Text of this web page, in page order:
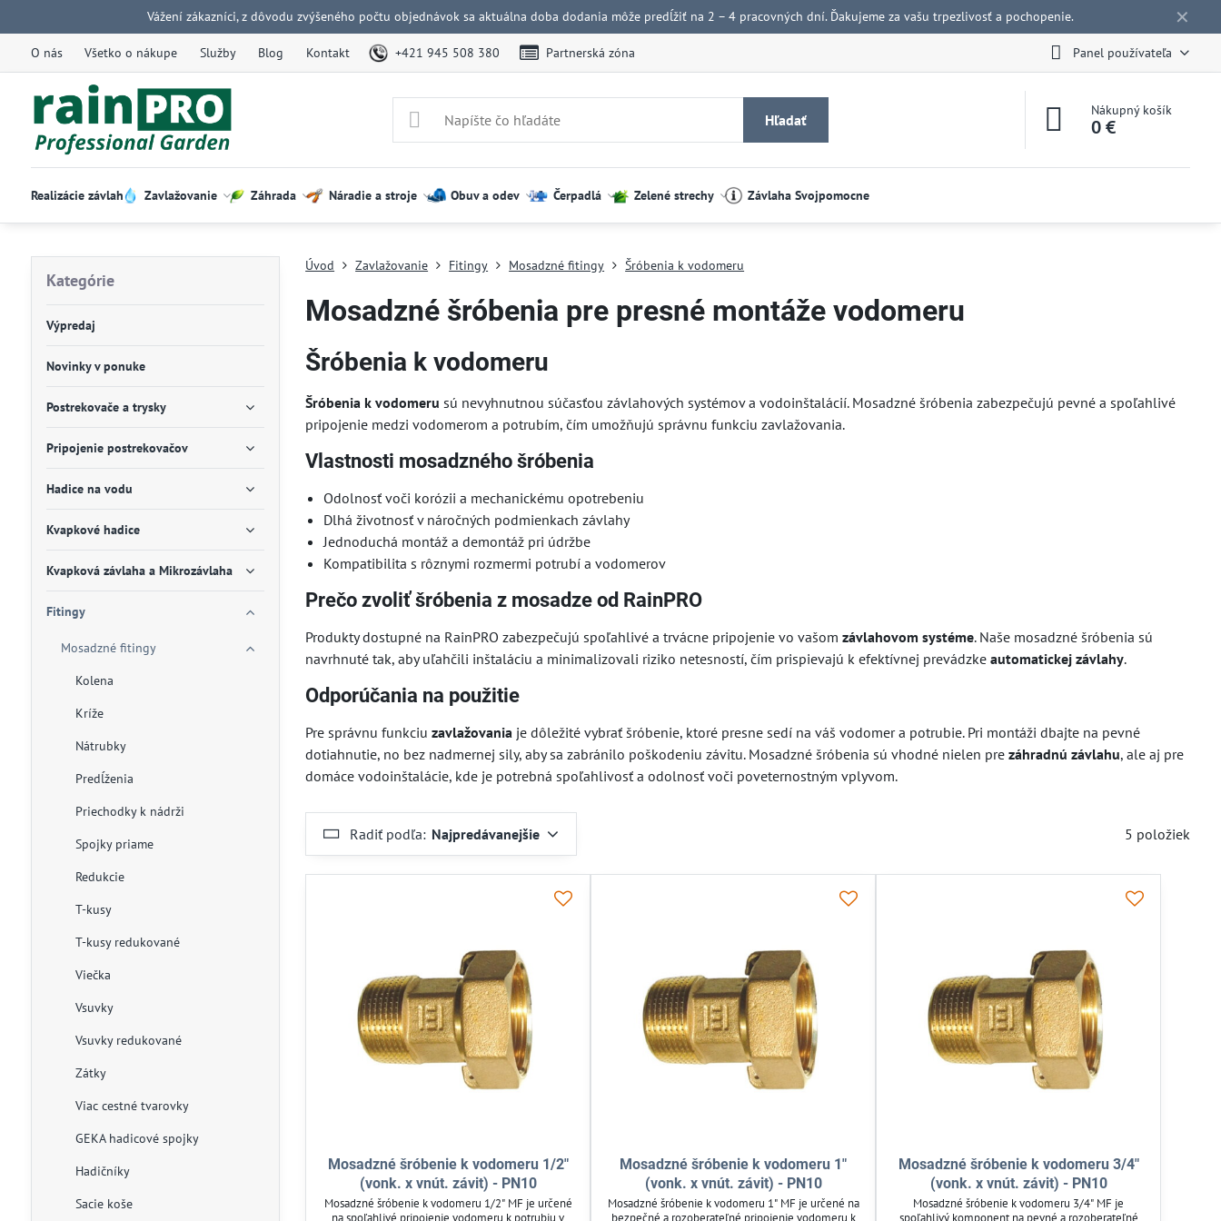
✕
Vážení zákazníci, z dôvodu zvýšeného počtu objednávok sa aktuálna doba dodania môže predĺžiť na 2 – 4 pracovných dní. Ďakujeme za vašu trpezlivosť a pochopenie.
O nás Všetko o nákupe Služby Blog Kontakt +421 945 508 380 Partnerská zóna Panel používateľa
Hľadať
Nákupný košík
0 €
Realizácie závlah Zavlažovanie Záhrada Náradie a stroje Obuv a odev Čerpadlá Zelené strechy Závlaha Svojpomocne
Úvod Zavlažovanie Fitingy Mosadzné fitingy Šróbenia k vodomeru
Mosadzné šróbenia pre presné montáže vodomeru
Šróbenia k vodomeru
Šróbenia k vodomeru sú nevyhnutnou súčasťou závlahových systémov a vodoinštalácií. Mosadzné šróbenia zabezpečujú pevné a spoľahlivé
pripojenie medzi vodomerom a potrubím, čím umožňujú správnu funkciu zavlažovania.
Vlastnosti mosadzného šróbenia
Odolnosť voči korózii a mechanickému opotrebeniu
Dlhá životnosť v náročných podmienkach závlahy
Jednoduchá montáž a demontáž pri údržbe
Kompatibilita s rôznymi rozmermi potrubí a vodomerov
Prečo zvoliť šróbenia z mosadze od RainPRO
Produkty dostupné na RainPRO zabezpečujú spoľahlivé a trvácne pripojenie vo vašomzávlahovom systéme. Naše mosadzné šróbenia sú
navrhnuté tak, aby uľahčili inštaláciu a minimalizovali riziko netesností, čím prispievajú k efektívnej prevádzkeautomatickej závlahy.
Odporúčania na použitie
Pre správnu funkciuzavlažovania je dôležité vybrať šróbenie, ktoré presne sedí na váš vodomer a potrubie. Pri montáži dbajte na pevné
dotiahnutie, no bez nadmernej sily, aby sa zabránilo poškodeniu závitu. Mosadzné šróbenia sú vhodné nielen prezáhradnú závlahu, ale aj pre
domáce vodoinštalácie, kde je potrebná spoľahlivosť a odolnosť voči poveternostným vplyvom.
Radiť podľa: Najpredávanejšie 5 položiek
Mosadzné šróbenie k vodomeru 1/2"
(vonk. x vnút. závit) - PN10
Mosadzné šróbenie k vodomeru 1/2" MF je určené
Mosadzné šróbenie k vodomeru 1"
(vonk. x vnút. závit) - PN10
Mosadzné šróbenie k vodomeru 1" MF je určené na
Mosadzné šróbenie k vodomeru 3/4"
(vonk. x vnút. závit) - PN10
Mosadzné šróbenie k vodomeru 3/4" MF je
Kategórie
Výpredaj
Novinky v ponuke
Postrekovače a trysky
Pripojenie postrekovačov
Hadice na vodu
Kvapkové hadice
Kvapková závlaha a Mikrozávlaha
Fitingy
Mosadzné fitingy
Kolena
Kríže
Nátrubky
Predĺženia
Priechodky k nádrži
Spojky priame
Redukcie
T-kusy
T-kusy redukované
Viečka
Vsuvky
Vsuvky redukované
Zátky
Viac cestné tvarovky
GEKA hadicové spojky
Hadičníky
Sacie koše